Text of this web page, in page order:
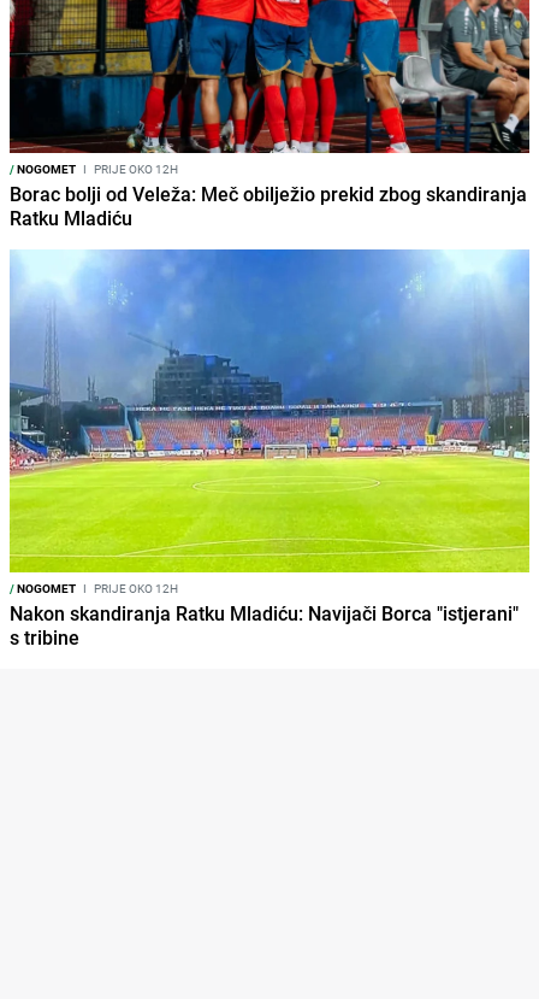
/NOGOMET I PRIJE OKO 12H
Borac bolji od Veleža: Meč obilježio prekid zbog skandiranja
Ratku Mladiću
/NOGOMET I PRIJE OKO 12H
Nakon skandiranja Ratku Mladiću: Navijači Borca "istjerani"
s tribine